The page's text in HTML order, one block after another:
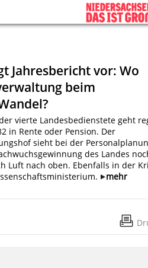
Jahresbericht vor: Wo
beim
vierte Landesbedienstete geht
in Rente oder Pension. Der
sieht bei der
des Landes
Luft nach oben. Ebenfalls in der
mehr